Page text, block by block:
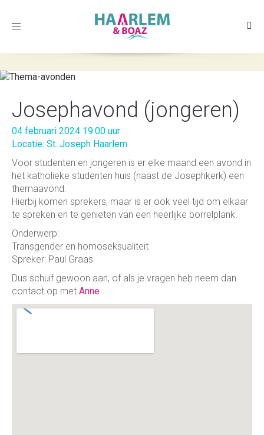
Toggle
Josephavond (jongeren)
04 februari 2024 19:00 uur
Locatie: St. Joseph Haarlem
Voor studenten en jongeren is er elke maand een avond in
het katholieke studenten huis (naast de Josephkerk) een
themaavond.
Hierbij komen sprekers, maar is er ook veel tijd om elkaar
te spreken en te genieten van een heerlijke borrelplank.
Onderwerp:
Transgender en homoseksualiteit
Spreker: Paul Graas
Dus schuif gewoon aan, of als je vragen heb neem dan
contact op met Anne